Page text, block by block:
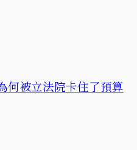
何被立法院卡住了預算